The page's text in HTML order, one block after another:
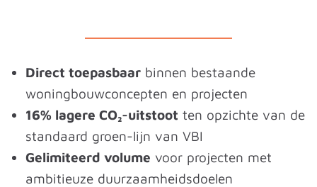
Direct toepasbaar binnen bestaande
woningbouwconcepten en projecten
16% lagere CO₂-uitstoot ten opzichte van de
standaard groen-lijn van VBI
Gelimiteerd volume voor projecten met
ambitieuze duurzaamheidsdoelen